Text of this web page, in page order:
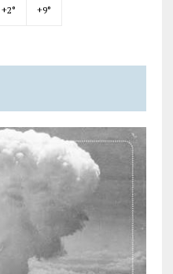
+2° +9°